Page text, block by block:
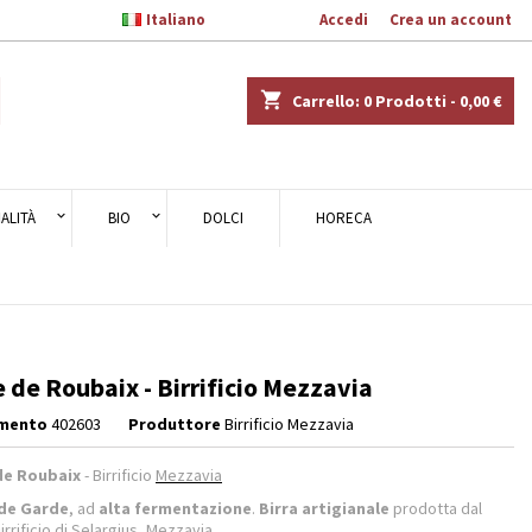
Accedi Crea un account
Italiano
shopping_cart Carrello: 0 Prodotti - 0,00 €
BIO DOLCI HORECA
de Roubaix - Birrificio Mezzavia
402603 Produttore Birrificio Mezzavia
Roubaix- Birrificio Mezzavia
Garde, ad alta fermentazione. Birra artigianale prodotta dal